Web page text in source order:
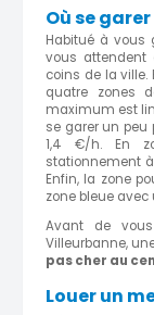
Où se
Habitué à vous
vous attendent
coins de la ville.
quatre zones
maximum est
se garer un
1,4 €/h. En
stationnement
Enfin, la zone
zone bleue
Avant de
Villeurbanne,
pas cher au
Louer un